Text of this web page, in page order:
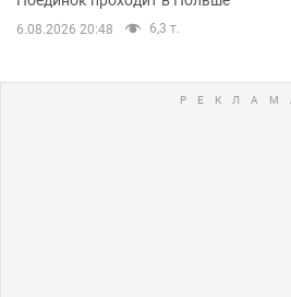
6.08.2026 20:48 6,3 т.